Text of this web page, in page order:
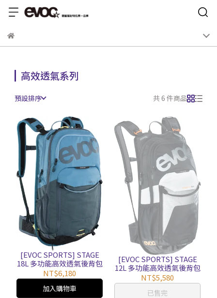
高效透氣系列
預設排序 共 6 件商品
[EVOC SPORTS] STAGE
18L 多功能高效透氣後背包
NT$6,180
加入購物車
[EVOC SPORTS] STAGE
12L 多功能高效透氣後背包
NT$5,580
已售完